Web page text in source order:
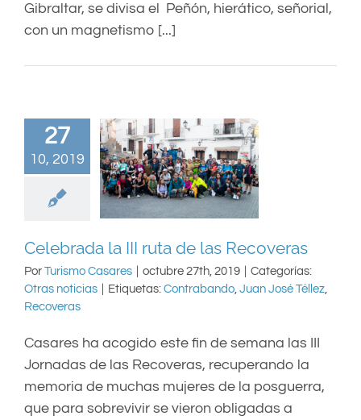
Gibraltar, se divisa el Peñón, hierático, señorial,
con un magnetismo [...]
27
10, 2019
Celebrada la III ruta de
las Recoveras
Celebrada la III ruta de las Recoveras
Por Turismo Casares octubre 27th, 2019
Categorías:
Otras noticias
Etiquetas: Contrabando, Juan José Téllez,
Recoveras
Casares ha acogido este fin de semana las III
Jornadas de las Recoveras, recuperando la
memoria de muchas mujeres de la posguerra,
que para sobrevivir se vieron obligadas a